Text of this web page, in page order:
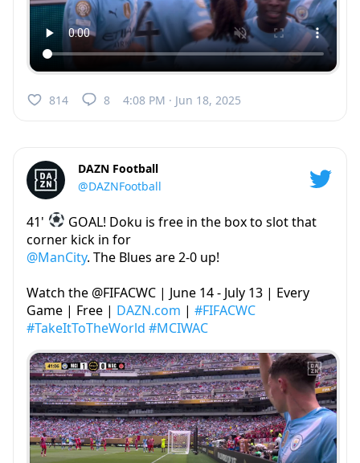
814 8 4:08 PM · Jun 18, 2025
DAZN Football
@DAZNFootball
41'
GOAL! Doku is free in the box to slot that
corner kick in for
@ManCity. The Blues are 2-0 up!
Watch the @FIFACWC | June 14 - July 13 | Every
Game | Free | DAZN.com | #FIFACWC
#TakeItToTheWorld #MCIWAC